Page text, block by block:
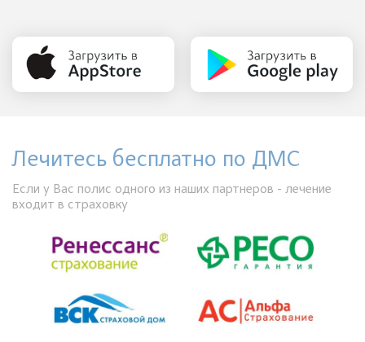
Лечитесь бесплатно по ДМС
Если у Вас полис одного из наших партнеров - лечение
входит в страховку